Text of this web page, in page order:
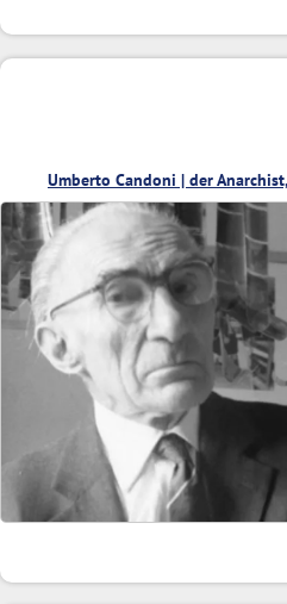
Umberto Candoni | der
fotografierte